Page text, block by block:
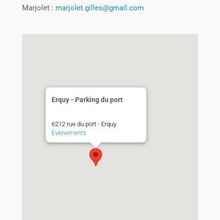
Marjolet : marjolet.gilles@gmail.com
Erquy - Parking du port
6212 rue du port - Erquy
Évènements